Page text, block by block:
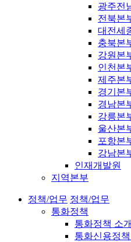
광주전
전북본
대전세
충북본
강원본
인천본
제주본
경기본
경남본
강릉본
울산본
포항본
강남본
인재개발원
지역본부
정책/업무 정책/업무
통화정책
통화정책 소개
통화신용정